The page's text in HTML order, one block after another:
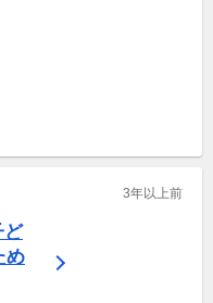
3年以上前
ど
め